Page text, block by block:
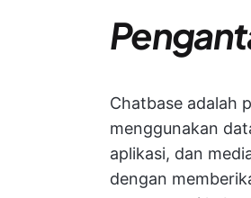
Chatbase adalah
menggunakan
aplikasi, dan
dengan